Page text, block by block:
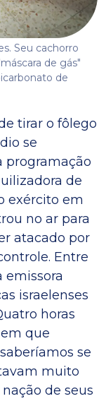
Seu cachorro
de gás"
de
tirar o fôlego
se
programação
de
exército em
no ar para
atacado por
Entre
emissora
israelenses
horas
que
se
muito
de seus